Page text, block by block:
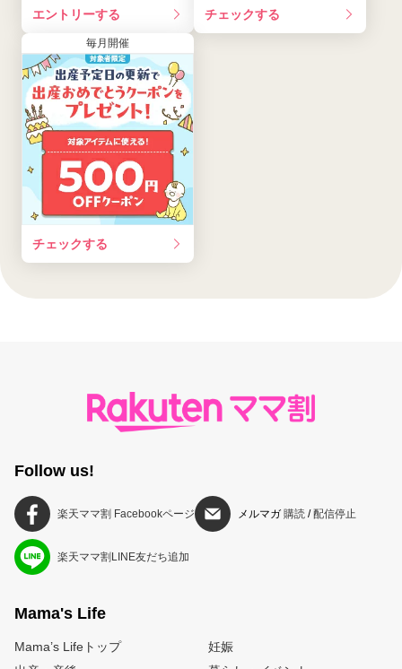
エントリーする チェックする
毎月開催
チェックする
Follow us!
楽天ママ割 Facebookページ メルマガ 購読 /配信停止
楽天ママ割LINE友だち追加
Mama's Life
Mama’s Lifeトップ
妊娠